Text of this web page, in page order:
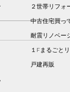
ニットバ
２世帯リフォ
中古住宅買っ
耐震リノベー
１Fまるごと
​戸建再販